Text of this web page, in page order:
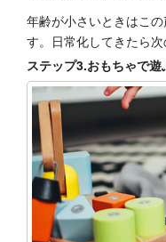
年齢が小さいときはこ
す。日常化してきたら次
ステップ3.おもちゃで遊